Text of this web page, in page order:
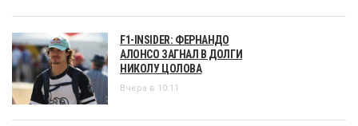
F1-INSIDER: ФЕРНАНДО
АЛОНСО ЗАГНАЛ В ДОЛГИ
НИКОЛУ ЦОЛОВА
Вчера в 10:11